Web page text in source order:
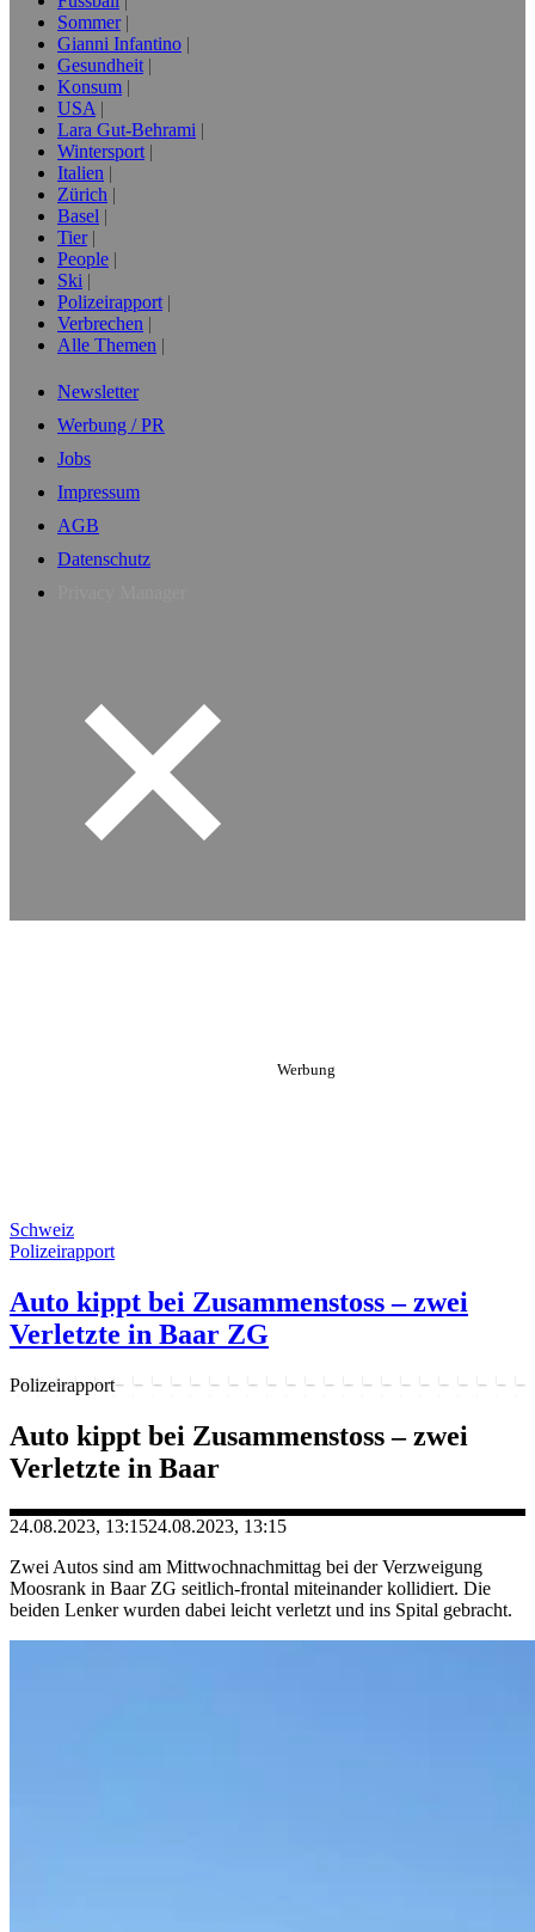
Sommer
Gianni Infantino
Gesundheit
Konsum
USA
Lara Gut-Behrami
Wintersport
Italien
Zürich
Basel
Tier
People
Ski
Polizeirapport
Verbrechen
Alle Themen
Newsletter
Werbung / PR
Jobs
Impressum
AGB
Datenschutz
Schweiz
Polizeirapport
Auto kippt bei Zusammenstoss – zwei
Verletzte in Baar ZG
Polizeirapport
Auto kippt bei Zusammenstoss – zwei
Verletzte in Baar
24.08.2023, 13:1524.08.2023, 13:15
Zwei Autos sind am Mittwochnachmittag bei der Verzweigung
Moosrank in Baar ZG seitlich-frontal miteinander kollidiert. Die
beiden Lenker wurden dabei leicht verletzt und ins Spital gebracht.